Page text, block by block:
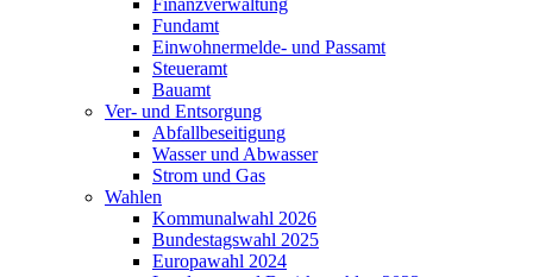
Finanzverwaltung
Fundamt
Einwohnermelde- und Passamt
Steueramt
Bauamt
Ver- und Entsorgung
Abfallbeseitigung
Wasser und Abwasser
Strom und Gas
Wahlen
Kommunalwahl 2026
Bundestagswahl 2025
Europawahl 2024